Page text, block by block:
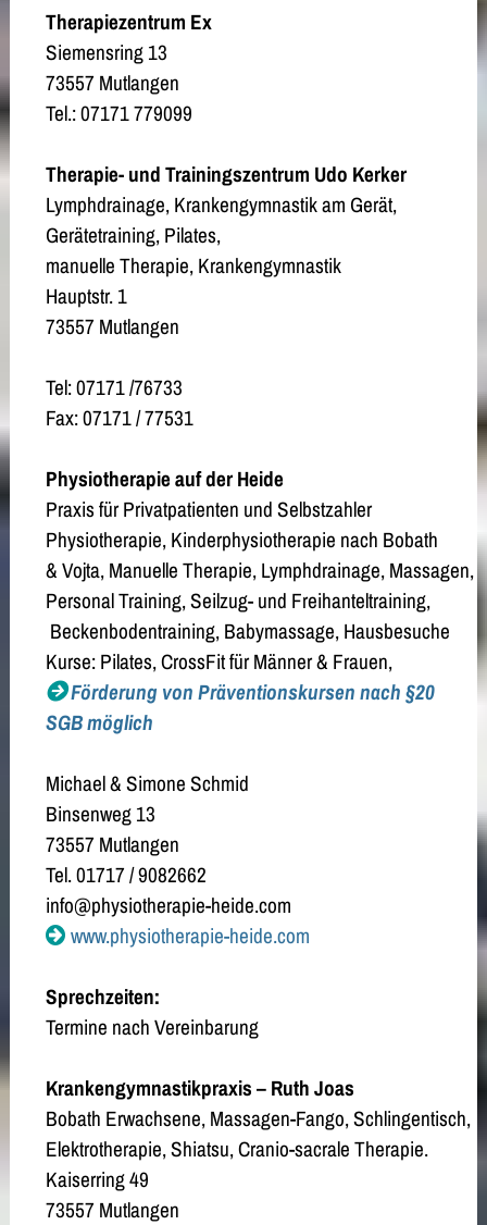
Therapiezentrum Ex
Siemensring 13
73557 Mutlangen
Tel.: 07171 779099
Therapie- und Trainingszentrum Udo Kerker
Lymphdrainage, Krankengymnastik am Gerät,
Gerätetraining, Pilates,
manuelle Therapie, Krankengymnastik
Hauptstr. 1
73557 Mutlangen
Tel: 07171 /76733
Fax: 07171 / 77531
Physiotherapie auf der Heide
Praxis für Privatpatienten und Selbstzahler
Physiotherapie, Kinderphysiotherapie nach Bobath
& Vojta, Manuelle Therapie, Lymphdrainage, Massagen,
Personal Training, Seilzug- und Freihanteltraining,
Beckenbodentraining, Babymassage, Hausbesuche
Kurse: Pilates, CrossFit für Männer & Frauen,
Förderung von Präventionskursen nach §20
SGB möglich
Michael & Simone Schmid
Binsenweg 13
73557 Mutlangen
Tel. 01717 / 9082662
info@physiotherapie-heide.com
www.physiotherapie-heide.com
Sprechzeiten:
Termine nach Vereinbarung
Krankengymnastikpraxis – Ruth Joas
Bobath Erwachsene, Massagen-Fango, Schlingentisch,
Elektrotherapie, Shiatsu, Cranio-sacrale Therapie.
Kaiserring 49
73557 Mutlangen